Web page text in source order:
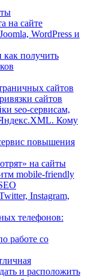
на сайте
WordPress и
как получить
сайтов
сайтов
seo-сервисам,
Кому
повышения
на сайты
mobile-friendly
Instagram,
телефонов:
работе со
и расположить